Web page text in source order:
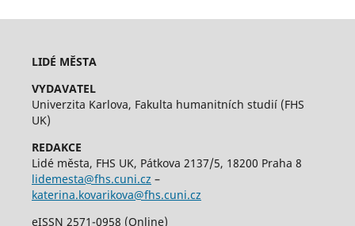
LIDÉ MĚSTA
VYDAVATEL
Univerzita Karlova, Fakulta humanitních studií (FHS
UK)
REDAKCE
Lidé města, FHS UK, Pátkova 2137/5, 18200 Praha 8
lidemesta@fhs.cuni.cz –
katerina.kovarikova@fhs.cuni.cz
eISSN 2571-0958 (Online)